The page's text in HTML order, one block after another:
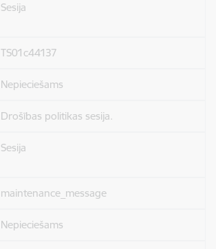
Sesija
TS01c44137
Nepieciešams
Drošības politikas sesija.
Sesija
maintenance_message
Nepieciešams